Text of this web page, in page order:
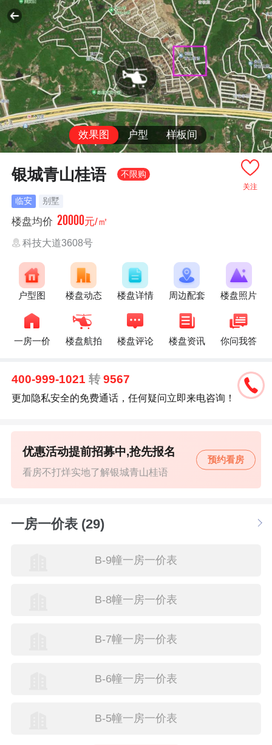
效果图 户型 样板间
关注
银城青山桂语 不限购
临安 别墅
楼盘均价 20000元/㎡
科技大道3608号
户型图 楼盘动态 楼盘详情 周边配套 楼盘照片
一房一价 楼盘航拍 楼盘评论 楼盘资讯 你问我答
400-999-1021转 9567
更加隐私安全的免费通话，任何疑问立即来电咨询！
看房不打烊实地了解银城青山桂语
优惠活动提前招募中,抢先报名
预约看房
一房一价表 (29)
B-9幢一房一价表
B-8幢一房一价表
B-7幢一房一价表
B-6幢一房一价表
B-5幢一房一价表